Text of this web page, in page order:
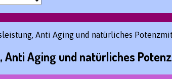
Anti Aging und natürliches
Anti Aging und natürliches